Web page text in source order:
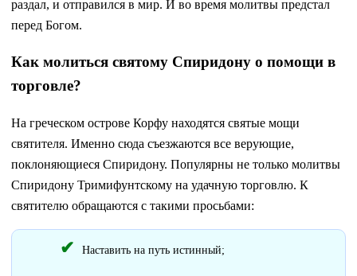
раздал, и отправился в мир. И во время молитвы предстал
перед Богом.
Как молиться святому Спиридону о помощи в
торговле?
На греческом острове Корфу находятся святые мощи
святителя. Именно сюда съезжаются все верующие,
поклоняющиеся Спиридону. Популярны не только молитвы
Спиридону Тримифунтскому на удачную торговлю. К
святителю обращаются с такими просьбами:
Наставить на путь истинный;